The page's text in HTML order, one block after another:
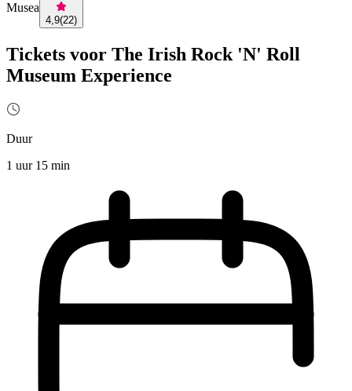
Musea
4,9(22)
Tickets voor The Irish Rock 'N' Roll
Museum Experience
Duur
1 uur 15 min